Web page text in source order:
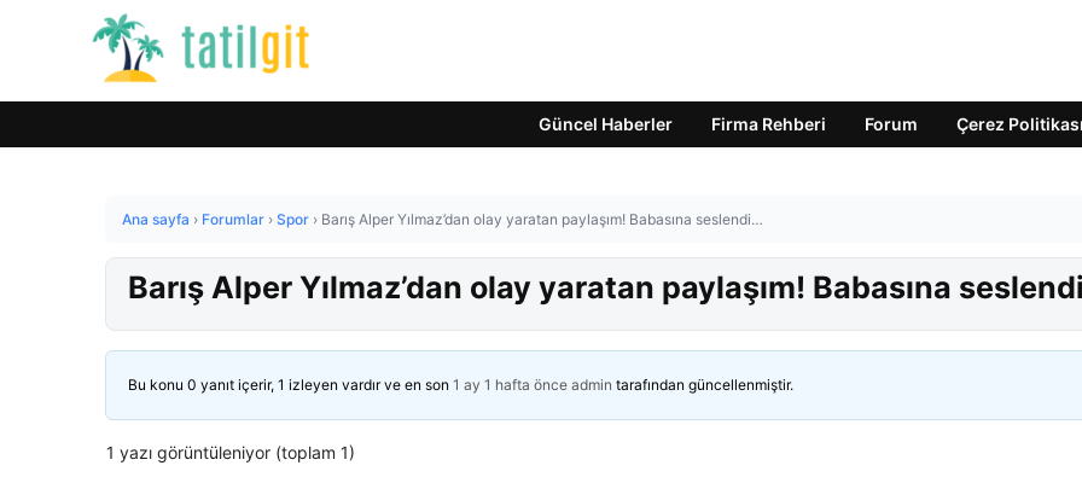
Güncel Haberler Firma Rehberi Forum Çerez Politikası
Ana sayfa › Forumlar › Spor › Barış Alper Yılmaz’dan olay yaratan paylaşım! Babasına seslendi…
Barış Alper Yılmaz’dan olay yaratan paylaşım! Babasına
Bu konu 0 yanıt içerir, 1 izleyen vardır ve en son 1 ay 1 hafta önce admin tarafından güncellenmiştir.
1 yazı görüntüleniyor (toplam 1)